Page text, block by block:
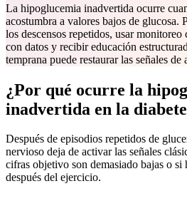
La hipoglucemia inadvertida ocurre
acostumbra a valores bajos de glucosa.
los descensos repetidos, usar
con datos y recibir educación
temprana puede restaurar las señales de
¿Por qué ocurre la
inadvertida en la
Después de episodios repetidos de
nervioso deja de activar las señales
cifras objetivo son demasiado bajas o
después del ejercicio.